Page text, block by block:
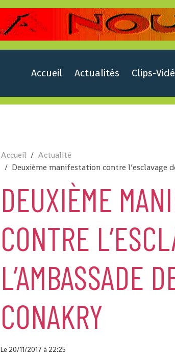
Accueil Actualités Clips-
Accueil
Actualité
Deuxième manifestation contre l’esclavage
DEUXIÈME
CONTRE
L’AMBASSADE
CONAKRY
Le 20/11/2017à 22:25